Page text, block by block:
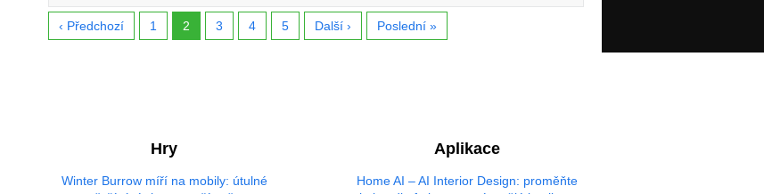
‹ Předchozí 1 2 3 4 5 Další › Poslední »
Hry
Winter Burrow míří na mobily: útulné
Aplikace
Home AI – AI Interior Design: proměňte